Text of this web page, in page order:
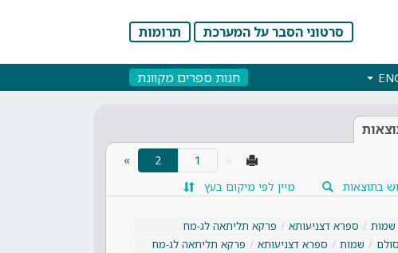
סרטוני הסבר על המערכת תרומות
חנות ספרים מקוונת
2
»
בתוצאות מיין לפי מיקום בעץ
שמות ספרא דצניעותא
פרקא תליתאה לג-מח
שמות ספרא דצניעותא פרקא תליתאה לג-מח